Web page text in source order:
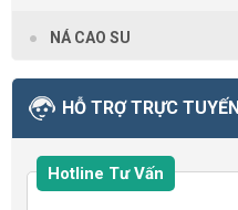
NÁ CAO SU
HỖ TRỢ TRỰC TUYẾN
Hotline Tư Vấn